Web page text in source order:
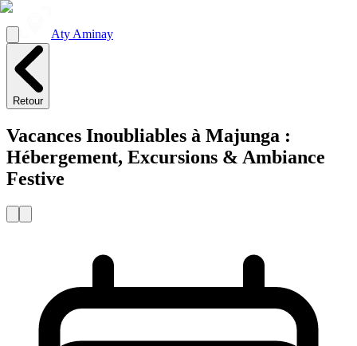
Aty Aminay
Retour
Vacances Inoubliables à Majunga :
Hébergement, Excursions & Ambiance
Festive